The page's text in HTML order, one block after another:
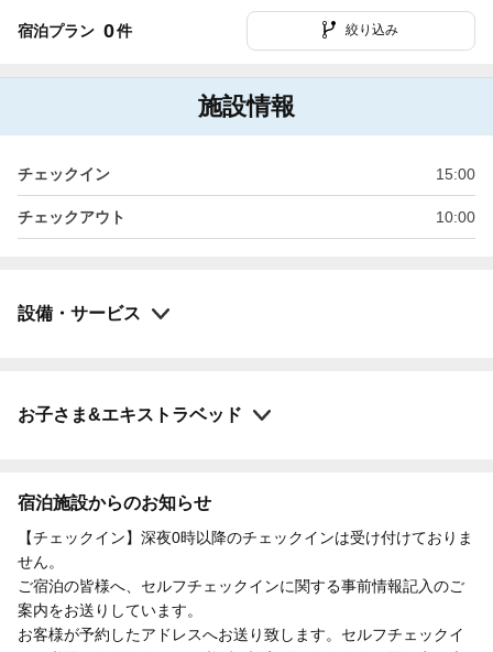
宿泊プラン 0件 絞り込み
施設情報
チェックイン 15:00
チェックアウト 10:00
設備・サービス
お子さま&エキストラベッド
宿泊施設からのお知らせ
【チェックイン】深夜0時以降のチェックインは受け付けておりま
せん。
ご宿泊の皆様へ、セルフチェックインに関する事前情報記入のご
案内をお送りしています。
お客様が予約したアドレスへお送り致します。セルフチェックイ